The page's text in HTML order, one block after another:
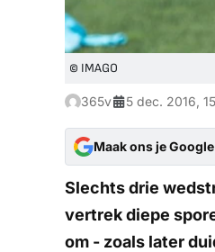
© IMAGO
365v 5 dec. 2016,
Maak ons je
Slechts drie
vertrek diepe
om - zoals later